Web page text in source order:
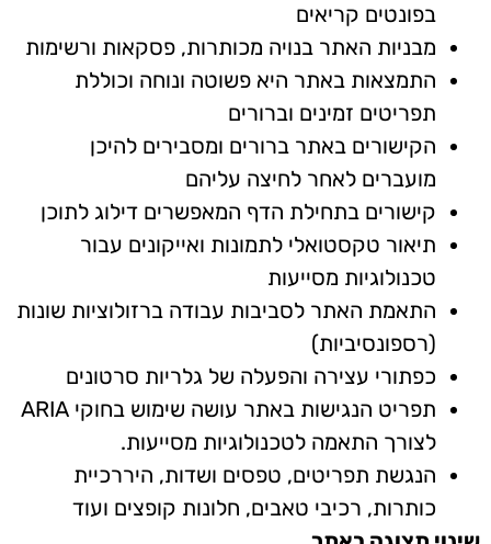
בפונטים קריאים
מבניות האתר בנויה מכותרות, פסקאות ורשימות
התמצאות באתר היא פשוטה ונוחה וכוללת
תפריטים זמינים וברורים
הקישורים באתר ברורים ומסבירים להיכן
מועברים לאחר לחיצה עליהם
קישורים בתחילת הדף המאפשרים דילוג לתוכן
תיאור טקסטואלי לתמונות ואייקונים עבור
טכנולוגיות מסייעות
התאמת האתר לסביבות עבודה ברזולוציות שונות
(רספונסיביות)
כפתורי עצירה והפעלה של גלריות סרטונים
תפריט הנגישות באתר עושה שימוש בחוקי ARIA
לצורך התאמה לטכנולוגיות מסייעות.
הנגשת תפריטים, טפסים ושדות, היררכיית
כותרות, רכיבי טאבים, חלונות קופצים ועוד